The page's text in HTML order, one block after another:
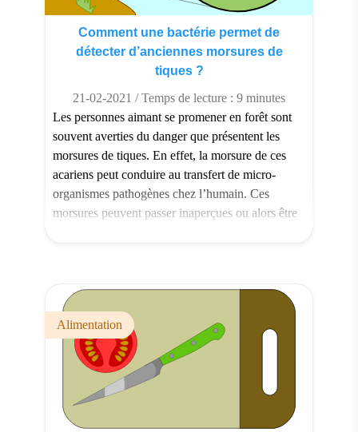
Comment une bactérie permet de
détecter d’anciennes morsures de
tiques ?
21-02-2021 / Temps de lecture : 9 minutes
Les personnes aimant se promener en forêt sont
souvent averties du danger que présentent les
morsures de tiques. En effet, la morsure de ces
acariens peut conduire au transfert de micro-
organismes pathogènes chez l’humain. Ces
morsures peuvent passer inaperçues ou alors être
Alimentation